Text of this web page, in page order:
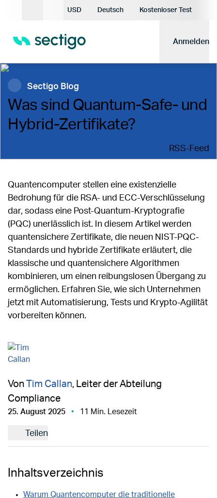
Aktuelle Währung:
USD
Deutsch
Kostenloser Test
Anmelden
Sectigo Blog
Was sind Quantum-Safe- und
Hybrid-Zertifikate?
RSS-Feed
Quantencomputer stellen eine existenzielle
Bedrohung für die RSA- und ECC-Verschlüsselung
dar, sodass eine Post-Quantum-Kryptografie
(PQC) unerlässlich ist. In diesem Artikel werden
quantensichere Zertifikate, die neuen NIST-PQC-
Standards und hybride Zertifikate erläutert, die
klassische und quantensichere Algorithmen
kombinieren, um einen reibungslosen Übergang zu
ermöglichen. Erfahren Sie, wie sich Unternehmen
jetzt mit Automatisierung, Tests und Krypto-Agilität
vorbereiten können.
Von Tim Callan, Leiter der Abteilung
Compliance
25. August 2025 11 Min. Lesezeit
Teilen
Inhaltsverzeichnis
Warum Quantencomputer die traditionelle